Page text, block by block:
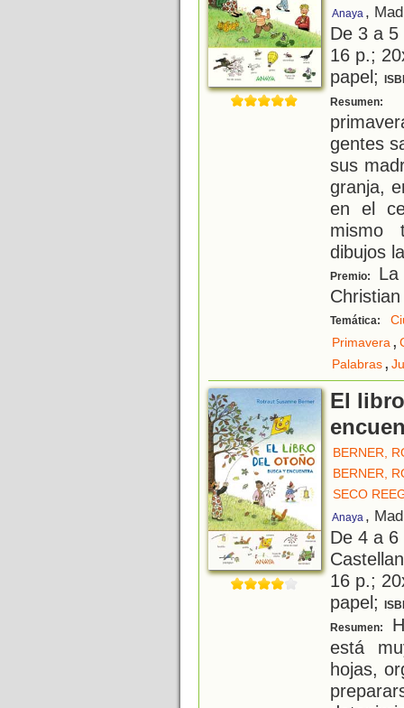
Anaya ,
De 3 a
16 p.;
papel;
Resumen:
gentes
sus
granja,
en el
mismo
dibujos
Premio:
La
Temática:
Primavera,
Palabras,
El
BERNER,
BERNER,
SECO
Anaya ,
De 4 a
16 p.;
papel;
Resumen:
está
hojas,